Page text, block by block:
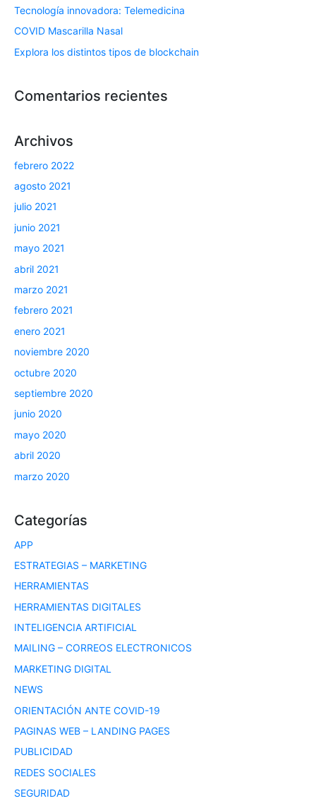
Tecnología innovadora: Telemedicina
COVID Mascarilla Nasal
Explora los distintos tipos de blockchain
Comentarios recientes
Archivos
febrero 2022
agosto 2021
julio 2021
junio 2021
mayo 2021
abril 2021
marzo 2021
febrero 2021
enero 2021
noviembre 2020
octubre 2020
septiembre 2020
junio 2020
mayo 2020
abril 2020
marzo 2020
Categorías
APP
ESTRATEGIAS – MARKETING
HERRAMIENTAS
HERRAMIENTAS DIGITALES
INTELIGENCIA ARTIFICIAL
MAILING – CORREOS ELECTRONICOS
MARKETING DIGITAL
NEWS
ORIENTACIÓN ANTE COVID-19
PAGINAS WEB – LANDING PAGES
PUBLICIDAD
REDES SOCIALES
SEGURIDAD